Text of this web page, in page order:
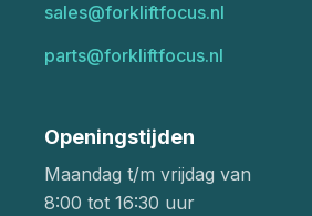
sales@forkliftfocus.nl
parts@forkliftfocus.nl
Openingstijden
Maandag t/m vrijdag van
8:00 tot 16:30 uur